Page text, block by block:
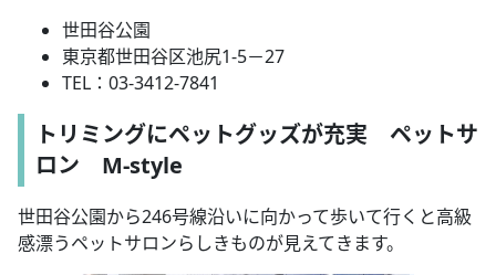
世田谷公園
東京都世田谷区池尻1-5－27
TEL：03-3412-7841
トリミングにペットグッズが充実 ペットサ
ロン M-style
世田谷公園から246号線沿いに向かって歩いて行くと高級
感漂うペットサロンらしきものが見えてきます。